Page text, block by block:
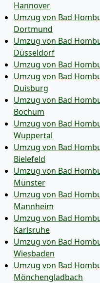
Hannover
Umzug von Bad
Dortmund
Umzug von Bad
Düsseldorf
Umzug von Bad
Umzug von Bad
Duisburg
Umzug von Bad
Bochum
Umzug von Bad
Wuppertal
Umzug von Bad
Bielefeld
Umzug von Bad
Münster
Umzug von Bad
Mannheim
Umzug von Bad
Karlsruhe
Umzug von Bad
Wiesbaden
Umzug von Bad
Mönchen­gladbach